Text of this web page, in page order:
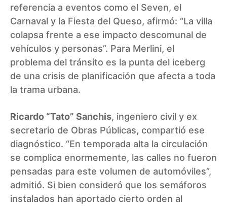
referencia a eventos como el Seven, el
Carnaval y la Fiesta del Queso, afirmó: “La villa
colapsa frente a ese impacto descomunal de
vehículos y personas”. Para Merlini, el
problema del tránsito es la punta del iceberg
de una crisis de planificación que afecta a toda
la trama urbana.
Ricardo “Tato” Sanchis, ingeniero civil y ex
secretario de Obras Públicas, compartió ese
diagnóstico. “En temporada alta la circulación
se complica enormemente, las calles no fueron
pensadas para este volumen de automóviles”,
admitió. Si bien consideró que los semáforos
instalados han aportado cierto orden al